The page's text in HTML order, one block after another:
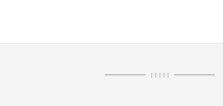
I I I I I